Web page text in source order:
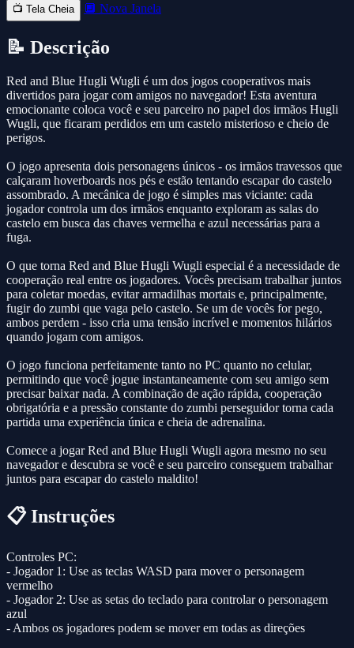
📺 Tela Cheia 🔲 Nova Janela
📝 Descrição
Red and Blue Hugli Wugli é um dos jogos cooperativos mais
divertidos para jogar com amigos no navegador! Esta aventura
emocionante coloca você e seu parceiro no papel dos irmãos Hugli
Wugli, que ficaram perdidos em um castelo misterioso e cheio de
perigos.
O jogo apresenta dois personagens únicos - os irmãos travessos que
calçaram hoverboards nos pés e estão tentando escapar do castelo
assombrado. A mecânica de jogo é simples mas viciante: cada
jogador controla um dos irmãos enquanto exploram as salas do
castelo em busca das chaves vermelha e azul necessárias para a
fuga.
O que torna Red and Blue Hugli Wugli especial é a necessidade de
cooperação real entre os jogadores. Vocês precisam trabalhar juntos
para coletar moedas, evitar armadilhas mortais e, principalmente,
fugir do zumbi que vaga pelo castelo. Se um de vocês for pego,
ambos perdem - isso cria uma tensão incrível e momentos hilários
quando jogam com amigos.
O jogo funciona perfeitamente tanto no PC quanto no celular,
permitindo que você jogue instantaneamente com seu amigo sem
precisar baixar nada. A combinação de ação rápida, cooperação
obrigatória e a pressão constante do zumbi perseguidor torna cada
partida uma experiência única e cheia de adrenalina.
Comece a jogar Red and Blue Hugli Wugli agora mesmo no seu
navegador e descubra se você e seu parceiro conseguem trabalhar
juntos para escapar do castelo maldito!
📋 Instruções
Controles PC:
- Jogador 1: Use as teclas WASD para mover o personagem
vermelho
- Jogador 2: Use as setas do teclado para controlar o personagem
azul
- Ambos os jogadores podem se mover em todas as direções